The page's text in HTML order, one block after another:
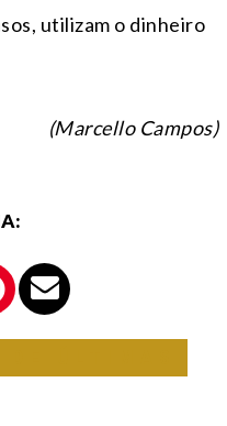
utilizam o dinheiro
(Marcello Campos)